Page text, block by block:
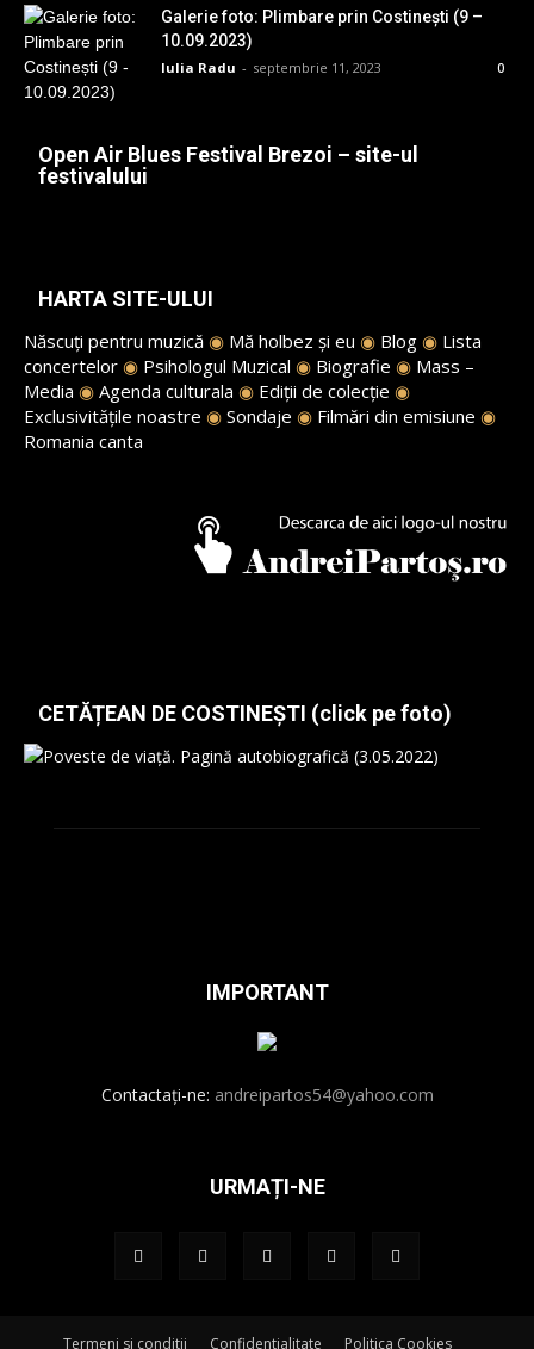
Galerie foto: Plimbare prin Costinești (9 –
10.09.2023)
Iulia Radu - septembrie 11, 2023 0
Open Air Blues Festival Brezoi – site-ul
festivalului
HARTA SITE-ULUI
Născuți pentru muzică ◉ Mă holbez și eu ◉ Blog ◉ Lista
concertelor ◉ Psihologul Muzical ◉ Biografie ◉ Mass –
Media ◉ Agenda culturala ◉ Ediții de colecție ◉
Exclusivitățile noastre ◉ Sondaje ◉ Filmări din emisiune ◉
Romania canta
CETĂȚEAN DE COSTINEȘTI (click pe foto)
IMPORTANT
Contactați-ne: andreipartos54@yahoo.com
URMAȚI-NE
Termeni si conditii Confidentialitate Politica Cookies